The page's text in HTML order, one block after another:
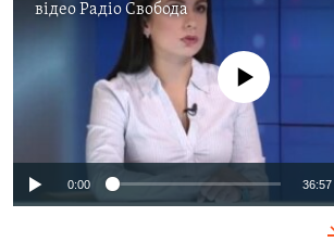
відеоРадіо Свобода
No media source currently
0:00 36:57